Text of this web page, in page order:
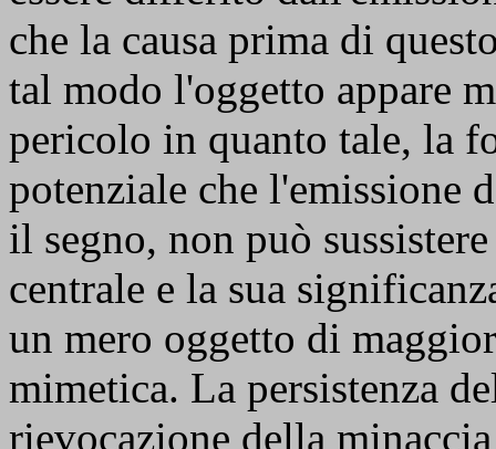
che la causa prima di
tal modo l'oggetto appare
pericolo in quanto tale, la
potenziale che l'emissione
il segno, non può
centrale e la sua
un mero oggetto di
mimetica. La persistenza
rievocazione della